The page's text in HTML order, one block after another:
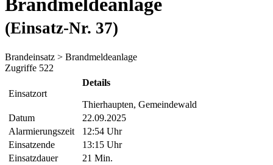
Brandmeldeanlage
(Einsatz-Nr. 37)
Brandeinsatz > Brandmeldeanlage
Zugriffe 522
Einsatzort
Details
Thierhaupten, Gemeindewald
Datum
22.09.2025
Alarmierungszeit
12:54 Uhr
Einsatzende
13:15 Uhr
Einsatzdauer
21 Min.